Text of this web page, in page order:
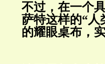
不过，在一个
萨特这样的“人
的耀眼桌布，